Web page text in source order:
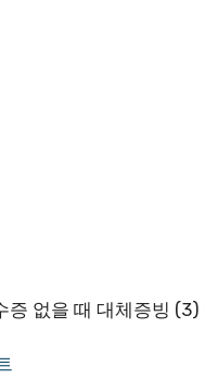
없을 때 대체증빙